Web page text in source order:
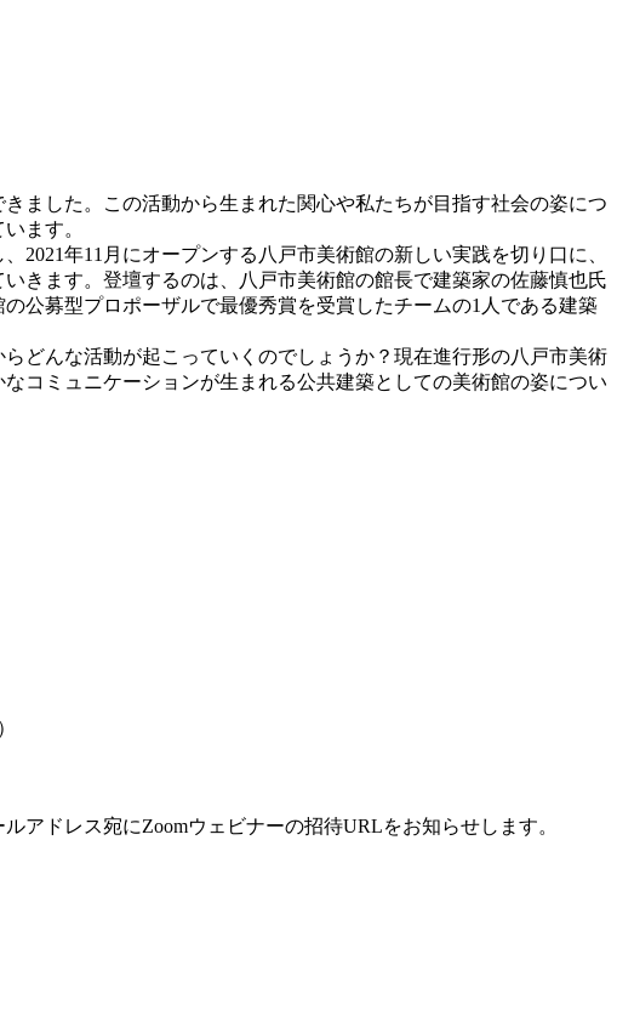
ました。この活動から生まれた関心や私たちが目指す社会の姿につ
ます。
年11月にオープンする八戸市美術館の新しい実践を切り口に、
きます。登壇するのは、八戸市美術館の館長で建築家の佐藤慎也氏
公募型プロポーザルで最優秀賞を受賞したチームの1人である建築
どんな活動が起こっていくのでしょうか？現在進行形の八戸市美術
コミュニケーションが生まれる公共建築としての美術館の姿につい
アドレス宛にZoomウェビナーの招待URLをお知らせします。